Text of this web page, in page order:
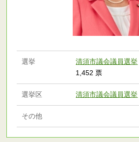
選挙 清須市議会議員選挙
1,452 票
選挙区 清須市議会議員選挙
その他